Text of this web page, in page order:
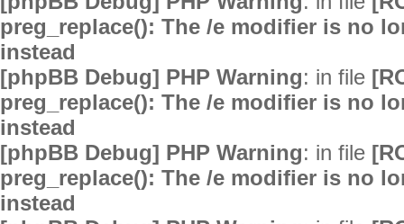
preg_replace(): The /e modifier is no
instead
[phpBB Debug] PHP Warning: in file
preg_replace(): The /e modifier is no
instead
[phpBB Debug] PHP Warning: in file
preg_replace(): The /e modifier is no
instead